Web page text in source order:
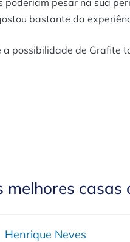
poderiam pesar na sua
bastante da
a possibilidade de Grafite
melhores
Henrique Neves